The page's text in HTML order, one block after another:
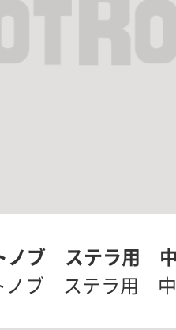
ノブ ステラ用
ブ ステラ用 中